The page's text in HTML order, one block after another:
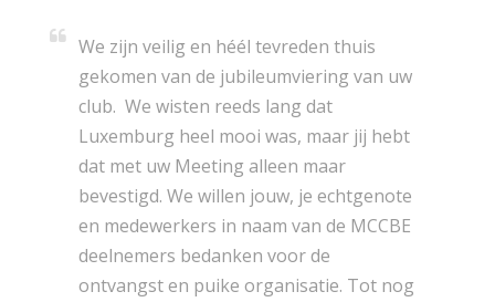
We zijn veilig en héél tevreden thuis
gekomen van de jubileumviering van uw
club. We wisten reeds lang dat
Luxemburg heel mooi was, maar jij hebt
dat met uw Meeting alleen maar
bevestigd. We willen jouw, je echtgenote
en medewerkers in naam van de MCCBE
deelnemers bedanken voor de
ontvangst en puike organisatie. Tot nog